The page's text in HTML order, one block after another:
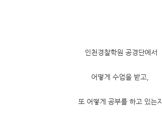
인천경찰학원 공경단에서
어떻게 수업을 받고,
또 어떻게 공부를 하고 있는지